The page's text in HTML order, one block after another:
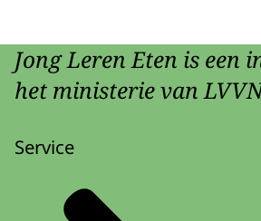
Jong Leren Eten is een
het ministerie van
Service